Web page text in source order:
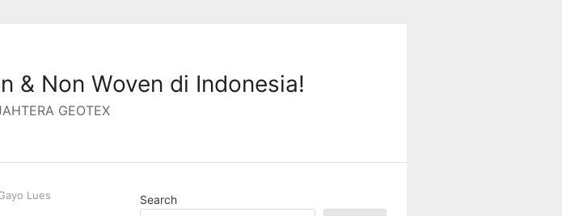
& Non Woven di Indonesia!
GEOTEX
Lues
Search